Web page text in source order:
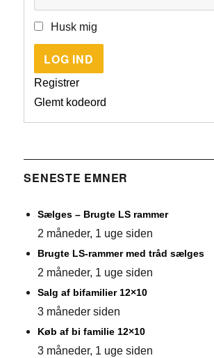
Husk mig
LOG IND
Registrer
Glemt kodeord
SENESTE EMNER
Sælges – Brugte LS rammer
2 måneder, 1 uge siden
Brugte LS-rammer med tråd sælges
2 måneder, 1 uge siden
Salg af bifamilier 12×10
3 måneder siden
Køb af bi familie 12×10
3 måneder, 1 uge siden